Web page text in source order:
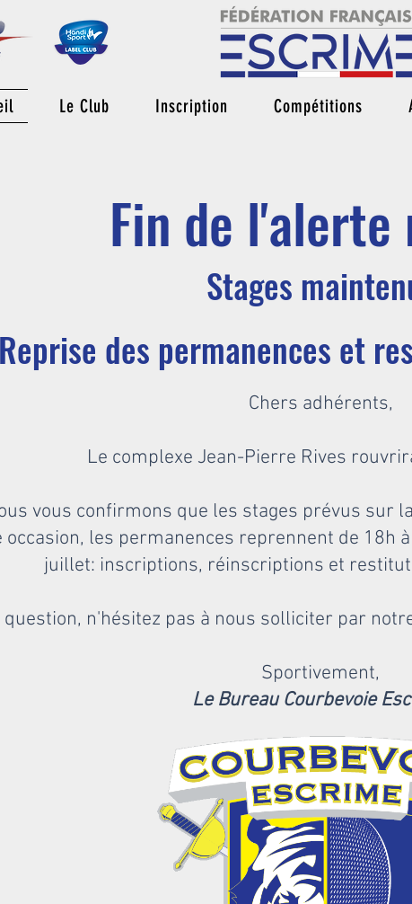
Le Club Inscription Compétitions
Fin de l'alerte
Stages
Reprise des permanences et
Chers adhérents,
Le complexe Jean-Pierre Rives
vous confirmons que les stages prévus sur
occasion, les permanences reprennent de 18h
juillet: inscriptions, réinscriptions et
question, n'hésitez pas à nous solliciter par
Sportivement,
Le Bureau Courbevoie